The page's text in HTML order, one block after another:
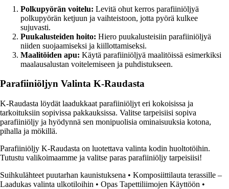
Polkupyörän voitelu: Levitä ohut kerros parafiiniöljyä
polkupyörän ketjuun ja vaihteistoon, jotta pyörä kulkee
sujuvasti.
Puukalusteiden hoito: Hiero puukalusteisiin parafiiniöljyä
niiden suojaamiseksi ja kiillottamiseksi.
Maalitöiden apu: Käytä parafiiniöljyä maalitöissä esimerkiksi
maalausalustan voitelemiseen ja puhdistukseen.
Parafiiniöljyn Valinta K-Raudasta
K-Raudasta löydät laadukkaat parafiiniöljyt eri kokoisissa ja
tarkoituksiin sopivissa pakkauksissa. Valitse tarpeisiisi sopiva
parafiiniöljy ja hyödynnä sen monipuolisia ominaisuuksia kotona,
pihalla ja mökillä.
Parafiiniöljy K-Raudasta on luotettava valinta kodin huoltotöihin.
Tutustu valikoimaamme ja valitse paras parafiiniöljy tarpeisiisi!
Suihkulähteet puutarhan kaunistuksena • Komposiittilauta terassille –
Laadukas valinta ulkotiloihin • Opas Tapettiliimojen Käyttöön •